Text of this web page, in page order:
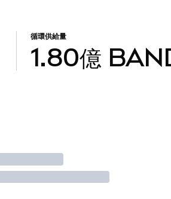
循環供給量
1.80億